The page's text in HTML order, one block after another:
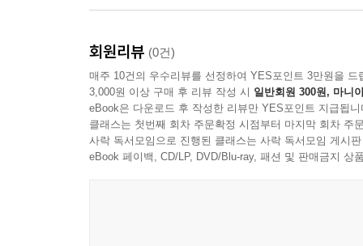
수 있도록 육공 다이어리 1종, 속지 2종, 커버 1종,
만든 스티커, 메모지 등으로 나만의 개성이 듬
세트에서만 보실 수 있습니다.
회원리뷰 (0건)
매주 10건의 우수리뷰를 선정하여 YES포인트 3만원을 드
3,000원 이상 구매 후 리뷰 작성 시 일반회원 300원, 마니
eBook은 다운로드 후 작성한 리뷰만 YES포인트 지급됩니
클래스는 첫번째 회차 주문확정 시점부터 마지막 회차 주
사락 독서모임으로 진행된 클래스는 사락 독서모임 게시
eBook 페이백, CD/LP, DVD/Blu-ray, 패션 및 판매금지 상